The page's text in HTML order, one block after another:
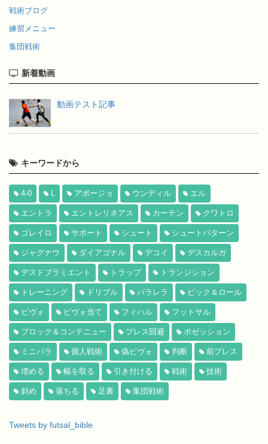
戦術ブログ
練習メニュー
集団戦術
新着動画
動画テスト記事
キーワードから
4-0 L アポージョ ウンディル エル
エントラ エントレリネアス カーテン クワトロ
ゴレイロ サポート シュート シュートパターン
ジャグナウ ダイアゴナル デコイ デスカルガ
デスドブラミエント トラップ トランジション
トレーニング ドリブル パラレラ ピック＆ロール
ピヴォ ピヴォ当て フィハル フットサル
ブロック＆コンテニュー プレス回避 ポゼッション
ミニパラ 個人戦術 偽ピヴォ 判断 前プレス
埋める 幅を取る 引き付ける 戦術 技術
斜め 落ちる 足裏 集団戦術
Tweets by futsal_bible